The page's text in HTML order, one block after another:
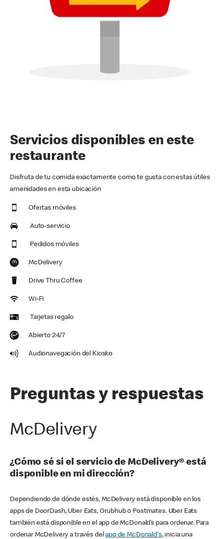
Servicios disponibles en este
restaurante
Disfruta de tu comida exactamente como te gusta con estas útiles
amenidades en esta ubicación
Ofertas móviles
Auto-servicio
Pedidos móviles
McDelivery
Drive Thru Coffee
Wi-Fi
Tarjetas regalo
Abierto 24/7
Audionavegación del Kiosko
Preguntas y respuestas
McDelivery
¿Cómo sé si el servicio de McDelivery® está
disponible en mi dirección?
Dependiendo de dónde estés, McDelivery está disponible en los
apps de DoorDash, Uber Eats, Grubhub o Postmates. Uber Eats
también está disponible en el app de McDonald’s para ordenar. Para
ordenar McDelivery a través delapp de McDonald's, inicia una